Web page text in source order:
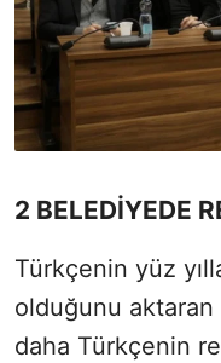
2 BELEDİYEDE
Türkçenin yüz
olduğunu
daha Türkçenin